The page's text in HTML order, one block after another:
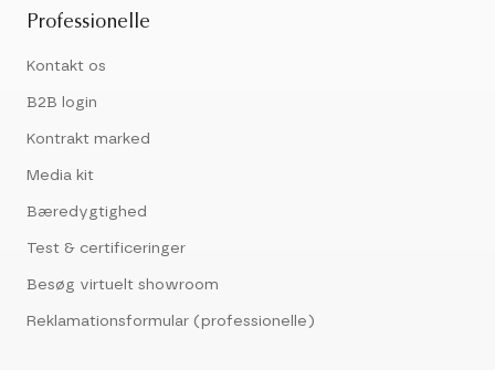
Professionelle
Kontakt os
B2B login
Kontrakt marked
Media kit
Bæredygtighed
Test & certificeringer
Besøg virtuelt showroom
Reklamationsformular (professionelle)